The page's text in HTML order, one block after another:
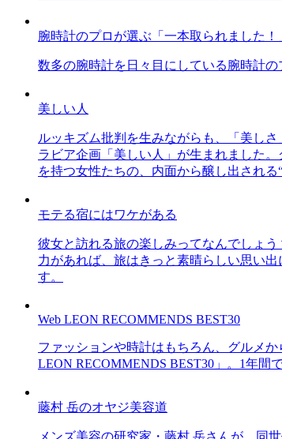
腕時計のプロが選ぶ「一本取られました！
数多の腕時計を日々目にしている腕時計
美しい人
ルッキズム批判を生みながらも、「美し
ラビア企画「美しい人」が生まれました
を持つ女性たちの、内面から醸し出され
モテる宿にはワケがある
彼女と訪れる旅の楽しみってなんでしょ
力があれば、旅はきっと素晴らしい思い
す。
Web LEON RECOMMENDS BEST30
ファッションや時計はもちろん、グルメ
LEON RECOMMENDS BEST30」。1年間
藤村 岳のオヤジ美容道
メンズ美容の研究家・藤村 岳さんが、同